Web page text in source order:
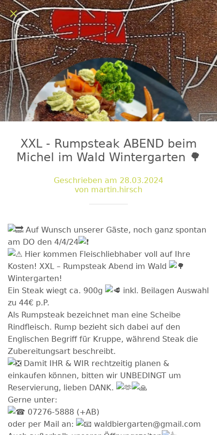
XXL - Rumpsteak ABEND beim
Michel im Wald Wintergarten 🌳
Geschrieben am 28.03.2024
von martin.hirsch
Auf Wunsch unserer Gäste, noch ganz spontan
am DO den 4/4/24
Hier kommen Fleischliebhaber voll auf Ihre
Kosten! XXL – Rumpsteak Abend im Wald
Wintergarten!
Ein Steak wiegt ca. 900g
inkl. Beilagen Auswahl
zu 44€ p.P.
Als Rumpsteak bezeichnet man eine Scheibe
Rindfleisch. Rump bezieht sich dabei auf den
Englischen Begriff für Kruppe, während Steak die
Zubereitungsart beschreibt.
Damit IHR & WIR rechtzeitig planen &
einkaufen können, bitten wir UNBEDINGT um
Reservierung, lieben DANK.
Gerne unter:
07276-5888 (+AB)
oder per Mail an:
waldbiergarten@gmail.com